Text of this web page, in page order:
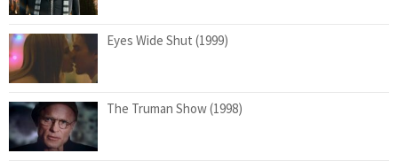
Eyes Wide Shut (1999)
The Truman Show (1998)